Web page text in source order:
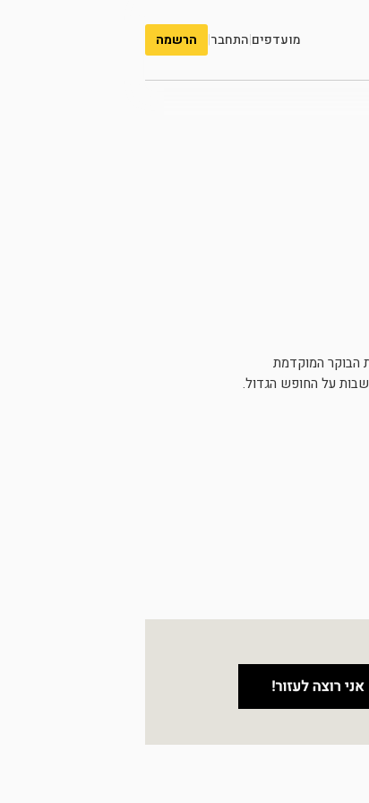
מועדפים|התחבר| הרשמה
הבוקר המוקדמת
על החופש הגדול.